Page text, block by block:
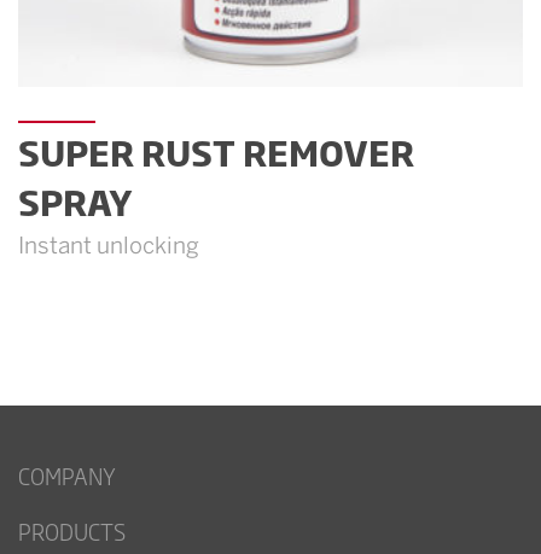
SUPER RUST REMOVER
SPRAY
Instant unlocking
COMPANY
PRODUCTS